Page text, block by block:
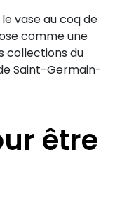
vase au coq de
comme une
collections du
Saint-Germain-
être